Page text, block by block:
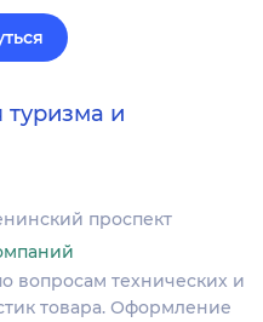
туризма и
проспект
вопросам технических и
товара. Оформление